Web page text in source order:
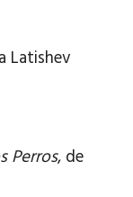
Latishev
Perros, de